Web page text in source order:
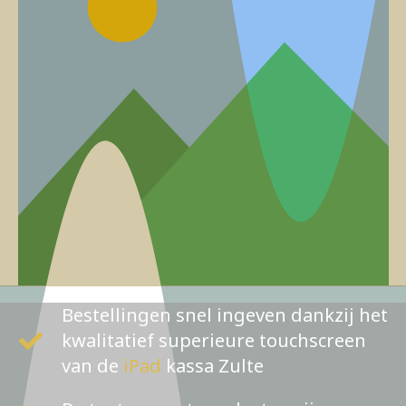
Bestellingen snel ingeven dankzij het
kwalitatief superieure touchscreen
van de iPad kassa Zulte